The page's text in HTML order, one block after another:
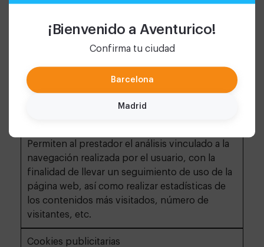
¡Bienvenido a Aventurico!
Confirma tu ciudad
Barcelona
Madrid
Cookies de personalización
Permiten al usuario las características (idioma)
para la navegación por la website
Permiten al prestador el análisis vinculado a la
navegación realizada por el usuario, con la
finalidad de llevar un seguimiento de uso de la
página web, así como realizar estadísticas de
los contenidos más visitados, número de
visitantes, etc.
Cookies publicitarias